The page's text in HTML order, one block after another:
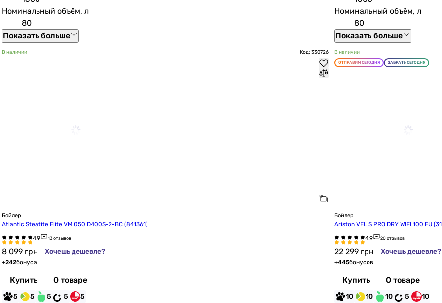
Номинальный объём, л
80
Показать больше
Номинальный объём, л
80
Показать больше
В наличии Код: 330726
Бойлер
Atlantic Steatite Elite VM 050 D400S-2-BC (841361)
13 отзывов
8 099 грн Хочешь дешевле?
+242бонуса
Купить О товаре
5 5 5 5 5
В наличии
ОТПРАВИМ СЕГОДНЯ ЗАБРАТЬ СЕГОДНЯ
Бойлер
Ariston VELIS PRO DRY WIFI 100 EU
20 отзывов
22 299 грн Хочешь дешевле?
+445бонусов
Купить О товаре
10 10 10 5 10